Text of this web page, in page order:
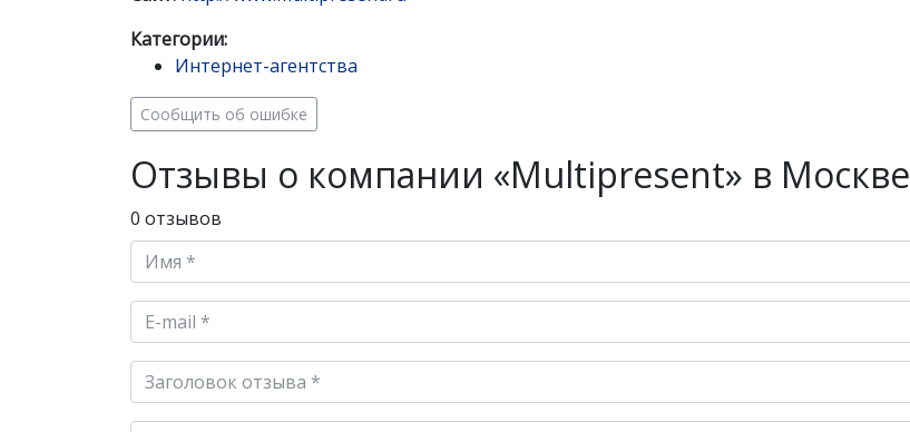
Категории:
Интернет-агентства
Сообщить об ошибке
Отзывы о компании «Multipresent» в Москве
0 отзывов